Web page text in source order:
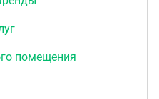
помещения